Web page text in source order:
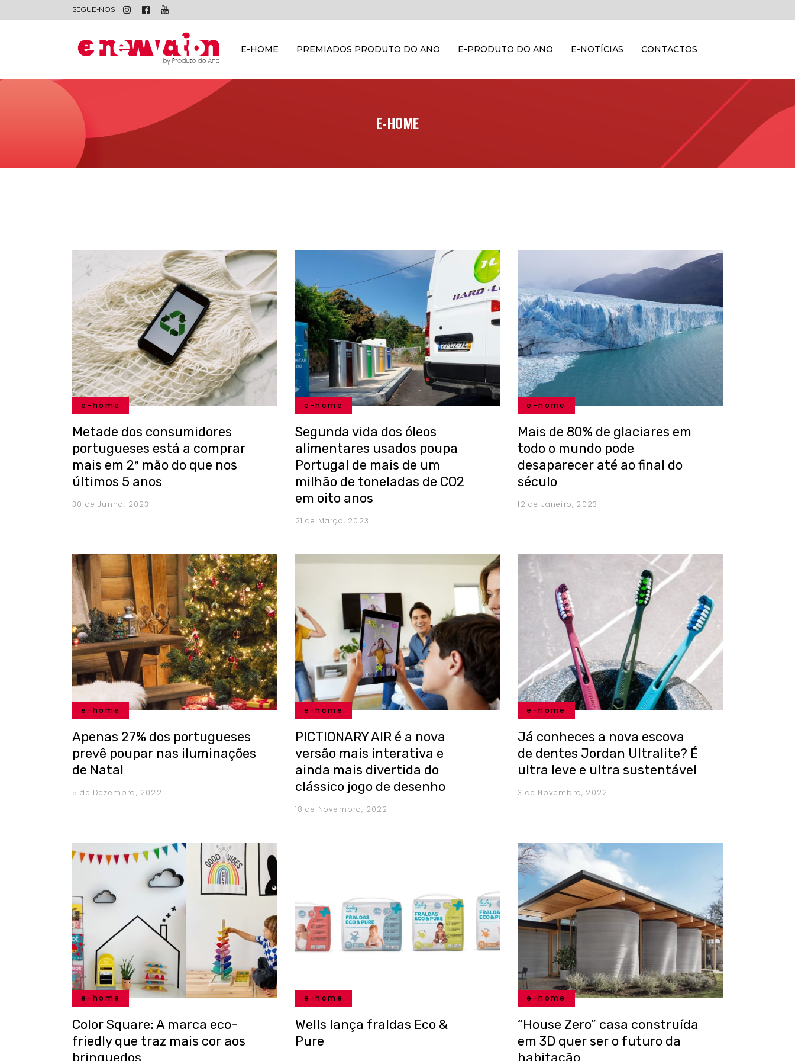
SEGUE-NOS
E-HOME PREMIADOS PRODUTO DO ANO E-PRODUTO DO ANO E-NOTÍCIAS CONTACTOS
E-HOME
e-home
Metade dos consumidores
portugueses está a comprar
mais em 2ª mão do que nos
últimos 5 anos
30 de Junho, 2023
e-home
Segunda vida dos óleos
alimentares usados poupa
Portugal de mais de um
milhão de toneladas de CO2
em oito anos
21 de Março, 2023
e-home
Mais de 80% de glaciares em
todo o mundo pode
desaparecer até ao final do
século
12 de Janeiro, 2023
e-home
Apenas 27% dos portugueses
prevê poupar nas iluminações
de Natal
5 de Dezembro, 2022
e-home
PICTIONARY AIR é a nova
versão mais interativa e
ainda mais divertida do
clássico jogo de desenho
18 de Novembro, 2022
e-home
Já conheces a nova escova
de dentes Jordan Ultralite? É
ultra leve e ultra sustentável
3 de Novembro, 2022
e-home
Color Square: A marca eco-
friedly que traz mais cor aos
e-home
Wells lança fraldas Eco &
Pure
e-home
“House Zero” casa construída
em 3D quer ser o futuro da